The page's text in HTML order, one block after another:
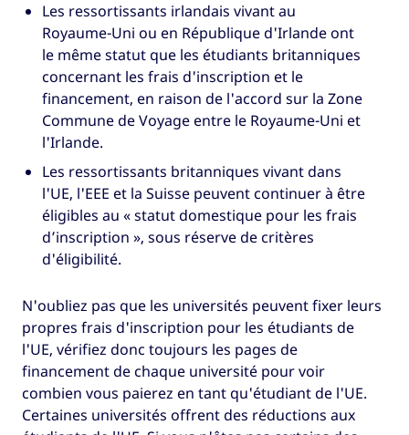
Les ressortissants irlandais vivant au
Royaume-Uni ou en République d'Irlande ont
le même statut que les étudiants britanniques
concernant les frais d'inscription et le
financement, en raison de l'accord sur la Zone
Commune de Voyage entre le Royaume-Uni et
l'Irlande.
Les ressortissants britanniques vivant dans
l'UE, l'EEE et la Suisse peuvent continuer à être
éligibles au « statut domestique pour les frais
d’inscription », sous réserve de critères
d'éligibilité.
N'oubliez pas que les universités peuvent fixer leurs
propres frais d'inscription pour les étudiants de
l'UE, vérifiez donc toujours les pages de
financement de chaque université pour voir
combien vous paierez en tant qu'étudiant de l'UE.
Certaines universités offrent des réductions aux